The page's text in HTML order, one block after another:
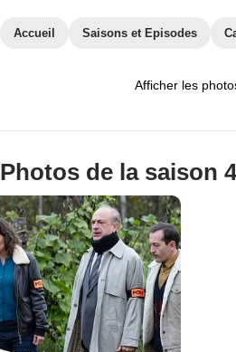
Accueil Saisons et Episodes
Afficher les
Photos de la saison 4